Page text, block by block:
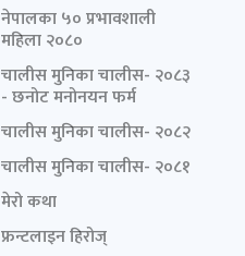
नेपालका ५० प्रभावशाली
महिला २०८०
चालीस मुनिका चालीस- २०८३
- छनोट मनोनयन फर्म
चालीस मुनिका चालीस- २०८२
चालीस मुनिका चालीस- २०८१
मेरो कथा
फ्रन्टलाइन हिरोज्